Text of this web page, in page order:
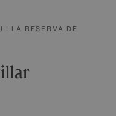
I LA RESERVA DE